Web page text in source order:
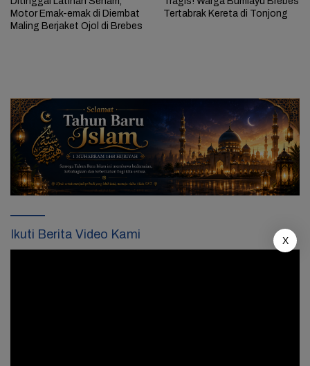
Motor Emak-emak di Diembat
Maling Berjaket Ojol di Brebes
Tertabrak Kereta di Tonjong
Ikuti Berita Video Kami X